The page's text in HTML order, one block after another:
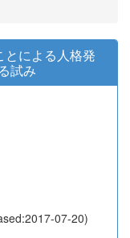
とによる人格発
試み
07-20)